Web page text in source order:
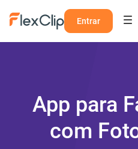
Entrar
App para
com